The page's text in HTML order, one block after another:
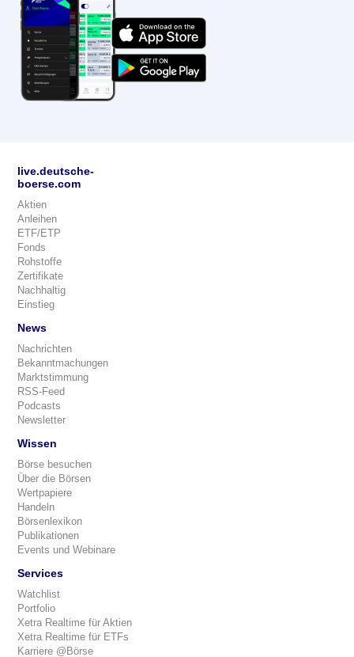
live.deutsche-
boerse.com
Aktien
Anleihen
ETF/ETP
Fonds
Rohstoffe
Zertifikate
Nachhaltig
Einstieg
News
Nachrichten
Bekanntmachungen
Marktstimmung
RSS-Feed
Podcasts
Newsletter
Wissen
Börse besuchen
Über die Börsen
Wertpapiere
Handeln
Börsenlexikon
Publikationen
Events und Webinare
Services
Watchlist
Portfolio
Xetra Realtime für Aktien
Xetra Realtime für ETFs
Karriere @Börse